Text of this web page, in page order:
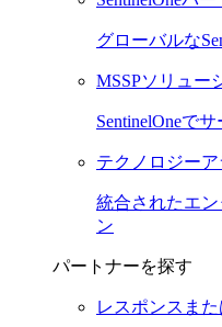
グローバルな
MSSPソリュー
SentinelOneで
テクノロジー
統合されたエ
ン
パートナーを探す
レスポンスま